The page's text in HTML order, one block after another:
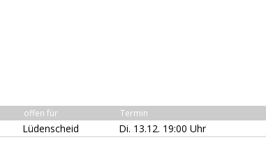
offen für Termin
Lüdenscheid Di. 13.12. 19:00 Uhr